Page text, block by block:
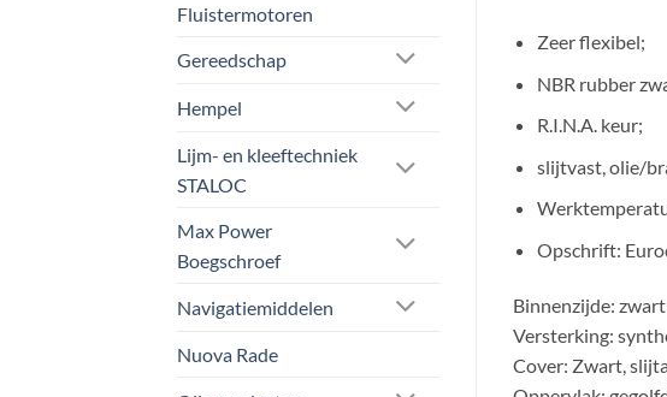
Fluistermotoren
Gereedschap
Hempel
Lijm- en kleeftechniek
STALOC
Max Power
Boegschroef
Navigatiemiddelen
Nuova Rade
Zeer flexibel;
NBR rubber
R.I.N.A. keur;
slijtvast, olie/
Opschrift:
Binnenzijde:
Versterking:
Cover: Zwart,